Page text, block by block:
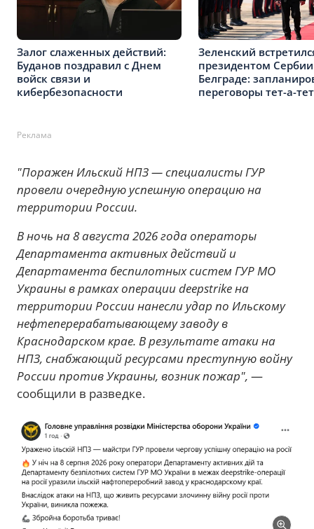
Залог слаженных действий:
Буданов поздравил с Днем
войск связи и
кибербезопасности
Зеленский
президентом
Белграде:
переговоры тет-а-тет
Реклама
"Поражен Ильский НПЗ — специалисты ГУР
провели очередную успешную операцию на
территории России.
В ночь на 8 августа 2026 года операторы
Департамента активных действий и
Департамента беспилотных систем ГУР МО
Украины в рамках операции deepstrike на
территории России нанесли удар по Ильскому
нефтеперерабатывающему заводу в
Краснодарском крае. В результате атаки на
НПЗ, снабжающий ресурсами преступную войну
России против Украины, возник пожар", —
сообщили в разведке.